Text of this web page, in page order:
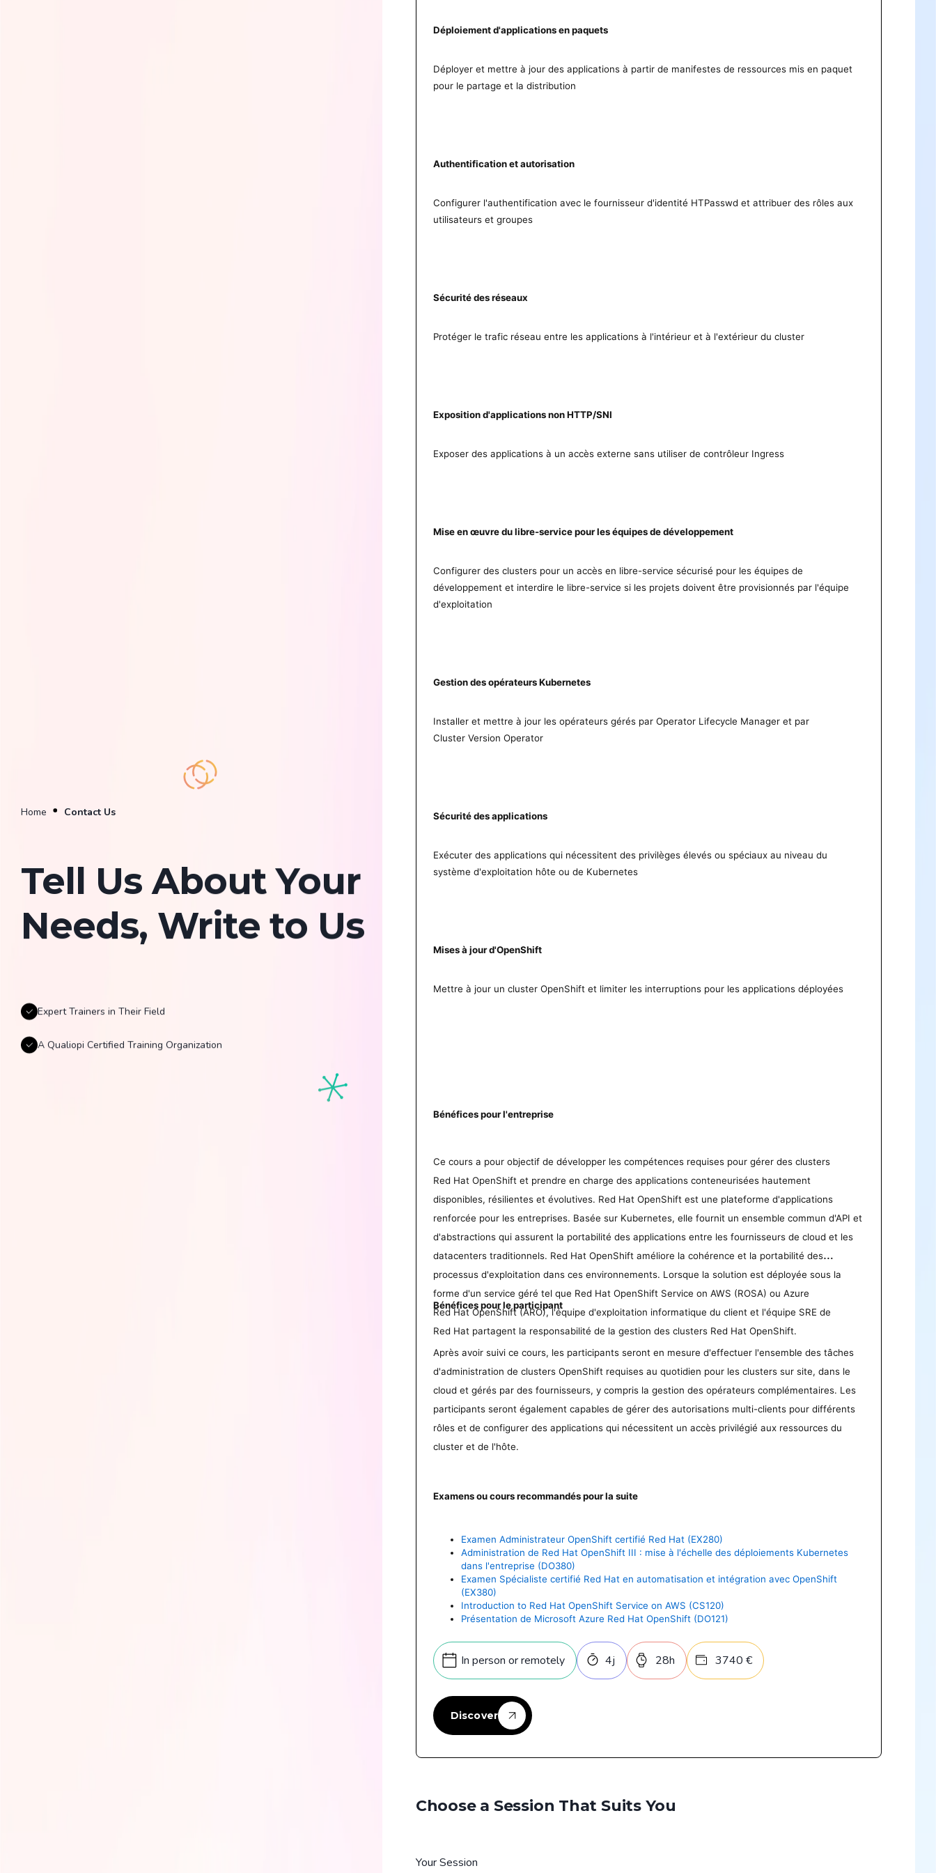
Home Contact Us
Tell Us About Your
Needs, Write to Us
Expert Trainers in Their Field
A Qualiopi Certified Training Organization
Déploiement d'applications en paquets
Déployer et mettre à jour des applications à partir de manifestes de ressources mis en paquet
pour le partage et la distribution
Authentification et autorisation
Configurer l'authentification avec le fournisseur d'identité HTPasswd et attribuer des rôles aux
utilisateurs et groupes
Sécurité des réseaux
Protéger le trafic réseau entre les applications à l'intérieur et à l'extérieur du cluster
Exposition d'applications non HTTP/SNI
Exposer des applications à un accès externe sans utiliser de contrôleur Ingress
Mise en œuvre du libre-service pour les équipes de développement
Configurer des clusters pour un accès en libre-service sécurisé pour les équipes de
développement et interdire le libre-service si les projets doivent être provisionnés par l'équipe
d'exploitation
Gestion des opérateurs Kubernetes
Installer et mettre à jour les opérateurs gérés par Operator Lifecycle Manager et par
Cluster Version Operator
Sécurité des applications
Exécuter des applications qui nécessitent des privilèges élevés ou spéciaux au niveau du
système d'exploitation hôte ou de Kubernetes
Mises à jour d'OpenShift
Mettre à jour un cluster OpenShift et limiter les interruptions pour les applications déployées
Bénéfices pour l'entreprise
Ce cours a pour objectif de développer les compétences requises pour gérer des clusters
Red Hat OpenShift et prendre en charge des applications conteneurisées hautement
disponibles, résilientes et évolutives. Red Hat OpenShift est une plateforme d'applications
renforcée pour les entreprises. Basée sur Kubernetes, elle fournit un ensemble commun d'API et
d'abstractions qui assurent la portabilité des applications entre les fournisseurs de cloud et les
datacenters traditionnels. Red Hat OpenShift améliore la cohérence et la portabilité des
processus d'exploitation dans ces environnements. Lorsque la solution est déployée sous la
forme d'un service géré tel que Red Hat OpenShift Service on AWS (ROSA) ou Azure
Red Hat OpenShift (ARO), l'équipe d'exploitation informatique du client et l'équipe SRE de
Red Hat partagent la responsabilité de la gestion des clusters Red Hat OpenShift.
Bénéfices pour le participant
Après avoir suivi ce cours, les participants seront en mesure d'effectuer l'ensemble des tâches
d'administration de clusters OpenShift requises au quotidien pour les clusters sur site, dans le
cloud et gérés par des fournisseurs, y compris la gestion des opérateurs complémentaires. Les
participants seront également capables de gérer des autorisations multi-clients pour différents
rôles et de configurer des applications qui nécessitent un accès privilégié aux ressources du
cluster et de l'hôte.
Examens ou cours recommandés pour la suite
Examen Administrateur OpenShift certifié Red Hat (EX280)
Administration de Red Hat OpenShift III : mise à l'échelle des déploiements Kubernetes
dans l'entreprise (DO380)
Examen Spécialiste certifié Red Hat en automatisation et intégration avec OpenShift
(EX380)
Introduction to Red Hat OpenShift Service on AWS (CS120)
Présentation de Microsoft Azure Red Hat OpenShift (DO121)
In person or remotely 4j 28h 3740 €
Discover
Choose a Session That Suits You
Your Session